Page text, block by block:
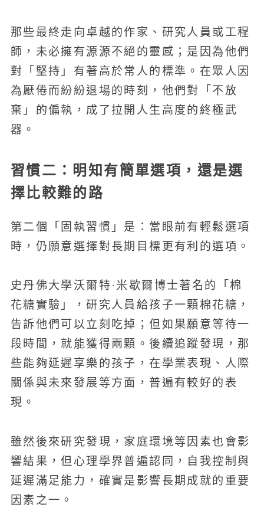
那些最終走向卓越的作家、研究人員或工程
師，未必擁有源源不絕的靈感；是因為他們
對「堅持」有著高於常人的標準。在眾人因
為厭倦而紛紛退場的時刻，他們對「不放
棄」的偏執，成了拉開人生高度的終極武
器。
習慣二：明知有簡單選項，還是選
擇比較難的路
第二個「固執習慣」是：當眼前有輕鬆選項
時，仍願意選擇對長期目標更有利的選項。
史丹佛大學沃爾特·米歇爾博士著名的「棉
花糖實驗」，研究人員給孩子一顆棉花糖，
告訴他們可以立刻吃掉；但如果願意等待一
段時間，就能獲得兩顆。後續追蹤發現，那
些能夠延遲享樂的孩子，在學業表現、人際
關係與未來發展等方面，普遍有較好的表
現。
雖然後來研究發現，家庭環境等因素也會影
響結果，但心理學界普遍認同，自我控制與
延遲滿足能力，確實是影響長期成就的重要
因素之一。